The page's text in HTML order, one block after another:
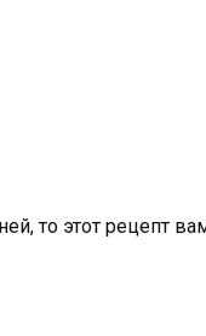
то этот рецепт